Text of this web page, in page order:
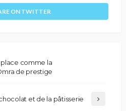
ON TWITTER
place comme la
de prestige
et de la pâtisserie